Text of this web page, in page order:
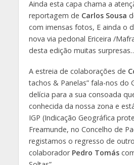
Ainda esta capa chama a
reportagem de Carlos Sousa
com imensas fotos, E ainda o
nova via pedonal Ericeira /
desta edição muitas
A estreia de colaborações de
tachos & Panelas” fala-nos do
delícia para a sua consoada
conhecida da nossa zona e
IGP (Indicação Geográfica
Freamunde, no Concelho de
registamos o regresso de
colaborador Pedro Tomás